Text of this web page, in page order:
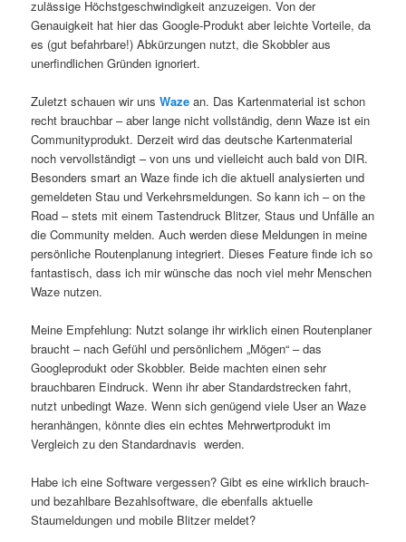
zulässige Höchstgeschwindigkeit anzuzeigen. Von der
Genauigkeit hat hier das Google-Produkt aber leichte Vorteile, da
es (gut befahrbare!) Abkürzungen nutzt, die Skobbler aus
unerfindlichen Gründen ignoriert.
Zuletzt schauen wir unsWaze an. Das Kartenmaterial ist schon
recht brauchbar – aber lange nicht vollständig, denn Waze ist ein
Communityprodukt. Derzeit wird das deutsche Kartenmaterial
noch vervollständigt – von uns und vielleicht auch bald von DIR.
Besonders smart an Waze finde ich die aktuell analysierten und
gemeldeten Stau und Verkehrsmeldungen. So kann ich – on the
Road – stets mit einem Tastendruck Blitzer, Staus und Unfälle an
die Community melden. Auch werden diese Meldungen in meine
persönliche Routenplanung integriert. Dieses Feature finde ich so
fantastisch, dass ich mir wünsche das noch viel mehr Menschen
Waze nutzen.
Meine Empfehlung: Nutzt solange ihr wirklich einen Routenplaner
braucht – nach Gefühl und persönlichem „Mögen“ – das
Googleprodukt oder Skobbler. Beide machten einen sehr
brauchbaren Eindruck. Wenn ihr aber Standardstrecken fahrt,
nutzt unbedingt Waze. Wenn sich genügend viele User an Waze
heranhängen, könnte dies ein echtes Mehrwertprodukt im
Vergleich zu den Standardnavis werden.
Habe ich eine Software vergessen? Gibt es eine wirklich brauch-
und bezahlbare Bezahlsoftware, die ebenfalls aktuelle
Staumeldungen und mobile Blitzer meldet?